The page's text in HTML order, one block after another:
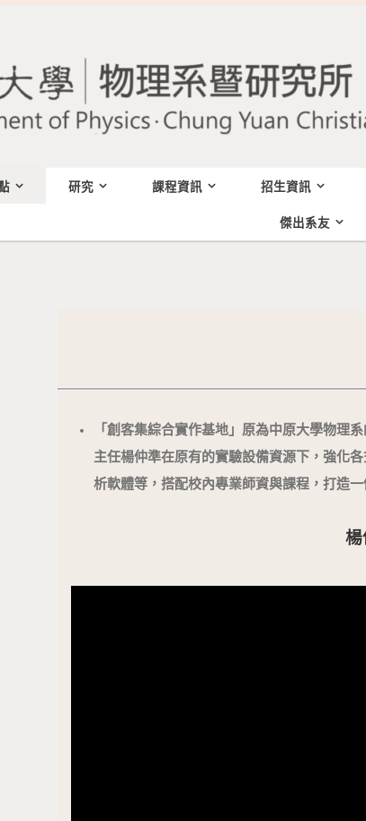
研究 課程資訊 招生資訊
傑出系友
「創客集綜合實作基地」原為中原大學物理
主任楊仲準在原有的實驗設備資源下，強化
析軟體等，搭配校內專業師資與課程，打造
楊